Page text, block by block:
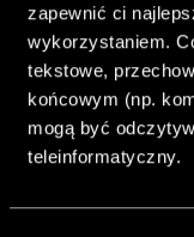
zapewnić ci
wykorzystaniem.
tekstowe,
końcowym (np.
mogą być
teleinformatyczny.